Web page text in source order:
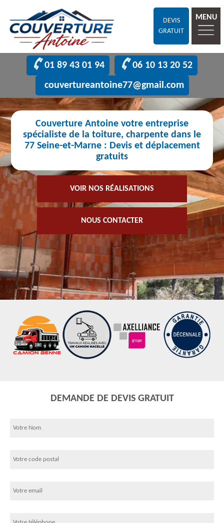
DEVIS
GRATUIT
MENU
01 89 43 01 94
06 10 13 20 52
couvertureantoine77@gmail.com
Couverture Antoine votre entreprise
spécialiste de la toiture, charpente dans le
77 Seine-et-Marne : Devis et déplacement
gratuits
VOIR NOS RÉALISATIONS
NOUS CONTACTER
DEMANDE DE DEVIS GRATUIT